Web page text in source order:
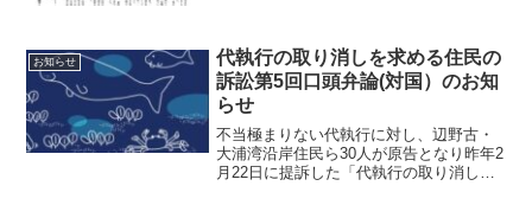
お知らせ
代執行の取り消しを求める住民の
訴訟第5回口頭弁論(対国）のお知
らせ
不当極まりない代執行に対し、辺野古・
大浦湾沿岸住民ら30人が原告となり昨年2
月22日に提訴した「代執行の取り消しを